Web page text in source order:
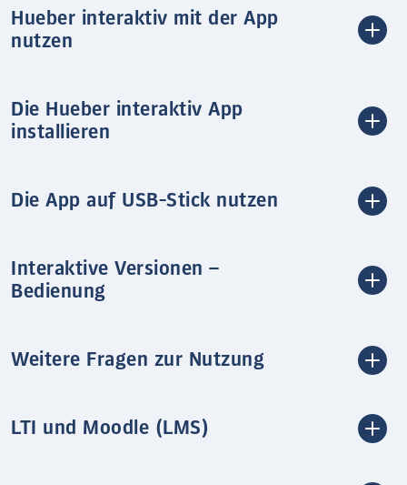
Hueber interaktiv mit der App
nutzen
Die Hueber interaktiv App
installieren
Die App auf USB-Stick nutzen
Interaktive Versionen –
Bedienung
Weitere Fragen zur Nutzung
LTI und Moodle (LMS)